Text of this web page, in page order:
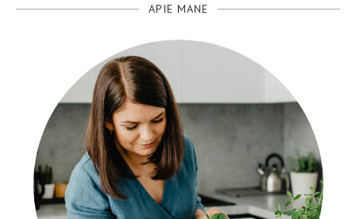
APIE MANE